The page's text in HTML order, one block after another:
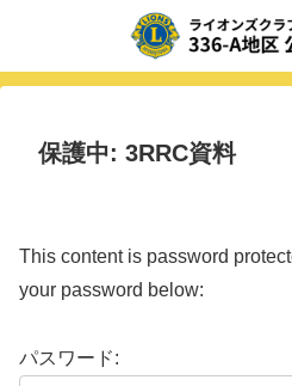
保護中: 3RRC資料
This content is password
your password below:
パスワード: